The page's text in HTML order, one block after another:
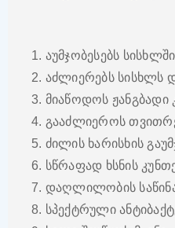
1. აუმჯობესებს
2. აძლიერებს სისხლს
3. მიაწოდოს ჟანგბადი
4. გააძლიეროს
5. ძილის ხარისხის
6. სწრაფად ხსნის
7. დაღლილობის
8. სპექტრული